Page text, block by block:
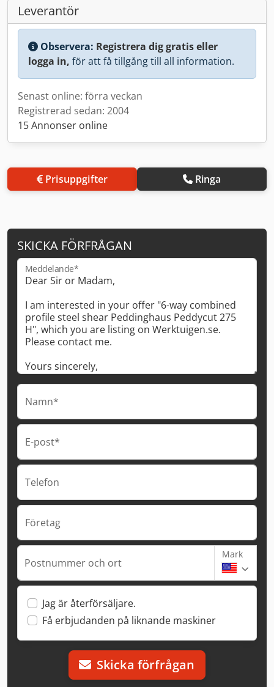
Leverantör
Observera: Registrera dig gratis eller
logga in, för att få tillgång till all information.
Senast online: förra veckan
Registrerad sedan: 2004
15 Annonser online
Prisuppgifter Ringa
SKICKA FÖRFRÅGAN
Meddelande*
Namn*
E-post*
Telefon
Företag
Postnummer och ort
Mark
Jag är återförsäljare.
Få erbjudanden på liknande maskiner
Skicka förfrågan